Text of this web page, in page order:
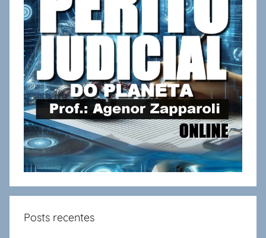
Posts recentes